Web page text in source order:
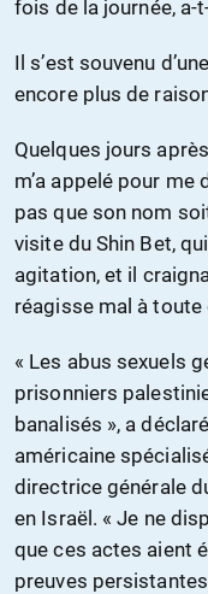
fois de la journée, a-
Il s’est souvenu
encore plus de
Quelques jours
m’a appelé pour me
pas que son nom
visite du Shin Bet,
agitation, et il
réagisse mal à
« Les abus sexuels
prisonniers
banalisés », a
américaine
directrice générale
en Israël. « Je ne
que ces actes aient
preuves